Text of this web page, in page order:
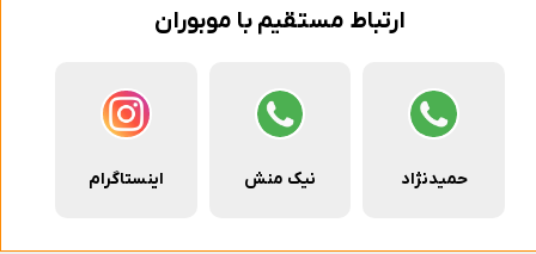
ارتباط مستقیم با موبوران
حمیدنژاد نیک منش اینستاگرام